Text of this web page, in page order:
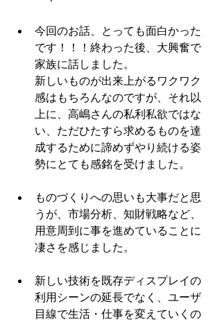
今回のお話、とっても面白かった
です！！！終わった後、大興奮で
家族に話しました。
新しいものが出来上がるワクワク
感はもちろんなのですが、それ以
上に、高嶋さんの私利私欲ではな
い、ただひたすら求めるものを達
成するために諦めずやり続ける姿
勢にとても感銘を受けました。
ものづくりへの思いも大事だと思
うが、市場分析、知財戦略など、
用意周到に事を進めていることに
凄さを感じました。
新しい技術を既存ディスプレイの
利用シーンの延長でなく、ユーザ
目線で生活・仕事を変えていくの